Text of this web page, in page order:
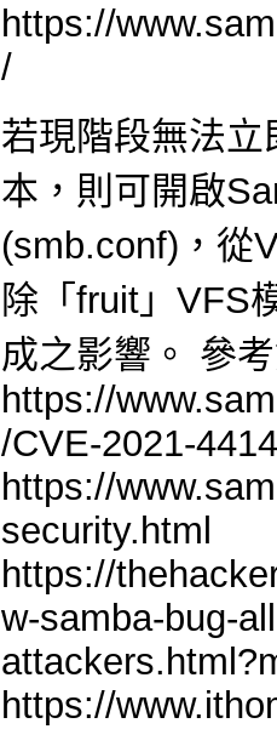
https://
/
若現階段無法
本，則可開啟
(smb.conf)，從
除「fruit」VFS
成之影響。 參
https://
/CVE-2021-
https://
security.html
https://
w-samba-bug-
https://